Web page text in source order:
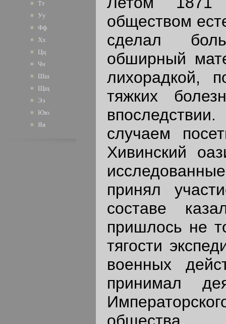
Тт
Уу
Фф
Хх
Цц
Чч
Шш
Щщ
Ээ
Юю
Яя
обществом
сделал
обширный
лихорадкой,
тяжких
случаем
Хивинский
принял
составе
пришлось не
тягости
военных
принимал